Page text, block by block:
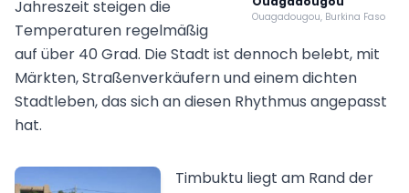
Ouagadougou, Burkina Faso
Jahreszeit steigen die
Temperaturen regelmäßig
auf über 40 Grad. Die Stadt ist dennoch belebt, mit
Märkten, Straßenverkäufern und einem dichten
Stadtleben, das sich an diesen Rhythmus angepasst
hat.
Timbuktu liegt am Rand der